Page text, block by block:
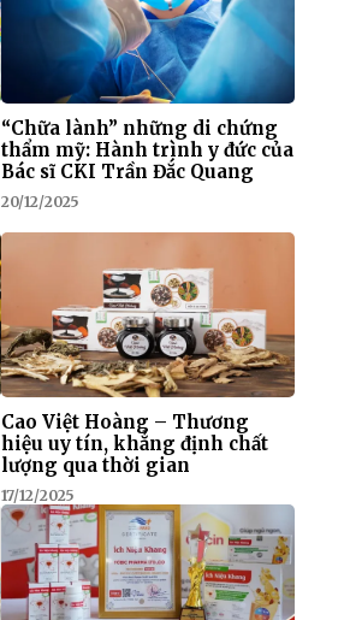
“Chữa lành” những di chứng
thẩm mỹ: Hành trình y đức của
Bác sĩ CKI Trần Đắc Quang
20/12/2025
Cao Việt Hoàng – Thương
hiệu uy tín, khẳng định chất
lượng qua thời gian
17/12/2025